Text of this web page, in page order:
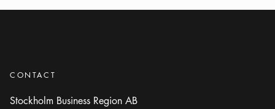
CONTACT
Stockholm Business Region AB